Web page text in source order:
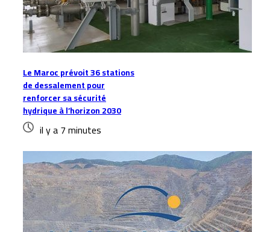
Le Maroc prévoit 36 stations
de dessalement pour
renforcer sa sécurité
hydrique à l’horizon 2030
il y a 7 minutes